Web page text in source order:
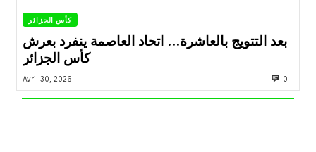
كأس الجزائر
بعد التتويج بالعاشرة… اتحاد العاصمة ينفرد بعرش
كأس الجزائر
Avril 30, 2026 0